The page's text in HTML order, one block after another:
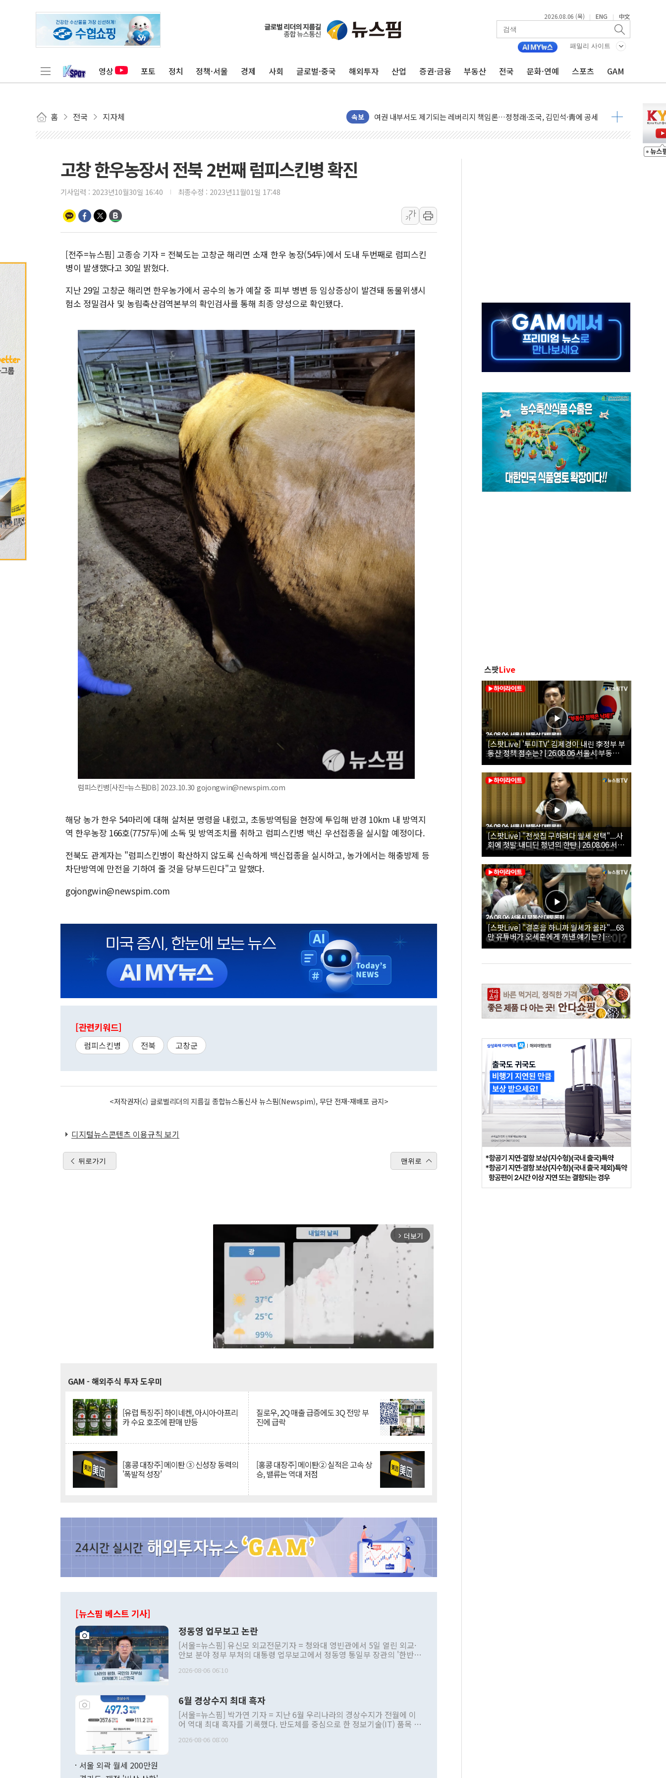
2026.08.06 (목) | ENG | 中文
패밀리 사이트
영상 포토 정치 정책·서울 경제 사회 글로벌·중국 해외투자 산업 증권·금융 부동산 전국 문화·연예 스포츠 GAM
홈 전국 지자체 속보
에이루트, 글로벌 리테일 박람회서 신규 채널 확보
인천공항 여객터미널, 대형 미디어아트로 다채로운 볼거리 제공
해군, 독도 인근서 동해영토수호훈련 비공개 실시
[단독] "입주민 갑질 아니다"…원주 A아파트 '입주민 3인방' 정면 반박
중국 최신판 '달(月) 지질도' 완성...달 어디에 어떤 광물이 있나 한눈에
듀오백 정관영 대표, 자사주 추가 매입
포스코, 희귀가스 사업 항공우주·방산으로 넓힌다
진원생명과학, '코로나19 DNA 백신 플랫폼' 美 특허 확보
경북도·대구시 '2차 공공기관 이전' 대응 '맞손'
서울 아파트값 0.26%↑…상승폭 커졌지만 고가주택 밀집된 강남·서초 둔화
CJ프레시웨이, 2분기 영업익 14.2% 감소…"온라인 사업으로 성장"
초박빙 경선에 친명계 '추가 투표' 요구...친청계 응집력 '희석' 전략 통할까
구리시 입주업종 확대…'현대 테라타워 구리갈매' 공급
고창 한우농장서 전북 2번째 럼피스킨병 확진
기사입력 : 2023년10월30일 16:40 최종수정 : 2023년11월01일 17:48
가
가
[전주=뉴스핌] 고종승 기자 = 전북도는 고창군 해리면 소재 한우 농장(54두)에서 도내 두번째로 럼피스킨
병이 발생했다고 30일 밝혔다.
지난 29일 고창군 해리면 한우농가에서 공수의 농가 예찰 중 피부 병변 등 임상증상이 발견돼 동물위생시
험소 정밀검사 및 농림축산검역본부의 확인검사를 통해 최종 양성으로 확인됐다.
럼피스킨병[사진=뉴스핌DB] 2023.10.30 gojongwin@newspim.com
해당 농가 한우 54마리에 대해 살처분 명령을 내렸고, 초동방역팀을 현장에 투입해 반경 10km 내 방역지
역 한우농장 166호(7757두)에 소독 및 방역조치를 취하고 럼피스킨병 백신 우선접종을 실시할 예정이다.
전북도 관계자는 "럼피스킨병이 확산하지 않도록 신속하게 백신접종을 실시하고, 농가에서는 해충방제 등
차단방역에 만전을 기하여 줄 것을 당부드린다"고 말했다.
gojongwin@newspim.com
[관련키워드]
럼피스킨병 전북 고창군
<저작권자(c) 글로벌리더의 지름길 종합뉴스통신사 뉴스핌(Newspim), 무단 전재-재배포 금지>
디지털뉴스콘텐츠 이용규칙 보기
뒤로가기 맨위로
arrow_forward_ios 더보기
GAM - 해외주식 투자 도우미
[유럽 특징주] 하이네켄, 아시아·아프리
카 수요 호조에 판매 반등
질로우, 2Q 매출 급증에도 3Q 전망 부
진에 급락
[홍콩 대장주] 메이퇀 ③ 신성장 동력의
'폭발적 성장'
[홍콩 대장주] 메이퇀② 실적은 고속 상
승, 밸류는 역대 저점
[뉴스핌 베스트 기사]
정동영 업무보고 논란
[서울=뉴스핌] 유신모 외교전문기자 = 청와대 영빈관에서 5일 열린 외교·
안보 분야 정부 부처의 대통령 업무보고에서 정동영 통일부 장관의 '한반도
발언 중에는 정부 내 조율을 거치지 않은 사안을 정책으로 추진하겠다고 공
주의적 희망에 근거한 비현실적 구상'이라는 비판을 내놨다. 그동안 정 장
관의 대북 정책 관련 발언이 물의를 빚은 적은 여러 번 있지만 대통령과 유
관 부처 장관이 공개적으로 부정적 입장을 표명한 것은 이례적이다. 정 장
관의 무리한 대북 접근법과 월권을 제어해야 한다는 목소리도 높아지고 있
다. [정동영 통일부 장관이 지난달 23일 오후 서울 종로구 정부서울청사에
2026-08-06 06:10
6월 경상수지 최대 흑자
[서울=뉴스핌] 박가연 기자 = 지난 6월 우리나라의 경상수지가 전월에 이
어 역대 최대 흑자를 기록했다. 반도체를 중심으로 한 정보기술(IT) 품목 수
료=한국은행] 한국은행이 6일 발표한 '2026년 6월 국제수지(잠정)'에 따르
2026-08-06 08:00
서울 외곽 월세 200만원
스팟Live
[스팟Live] '투미TV' 김제경이 내린 李정부 부
동산 정책 점수는? | 26.08.06 서울시 부동산
대토론회
[스팟Live] "전셋집 구하려다 월세 선택"...사
회에 첫발 내디딘 청년의 한탄 | 26.08.06 서울
시 부동산 대토론회
[스팟Live] "결혼을 하니까 월세가 올라"...68
만 유튜버가 오세훈에게 꺼낸 얘기는? |
26.08.06 서울시 부동산 대토론회